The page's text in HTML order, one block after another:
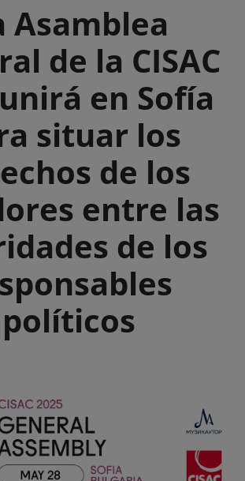
Asamblea
de la CISAC
en Sofía
situar los
de los
entre las
de los
políticos